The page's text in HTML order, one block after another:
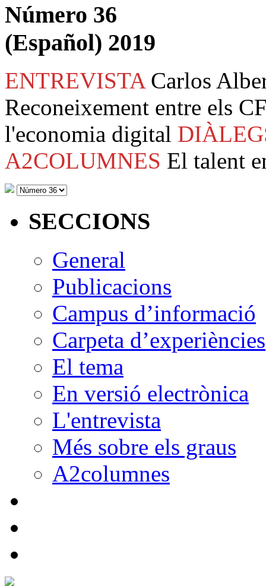
Número 36
(Español) 2019
ENTREVISTA Carlos
Reconeixement entre els
l'economia digital
A2COLUMNES El talent
SECCIONS
General
Publicacions
Campus d’informació
Carpeta d’experiències
El tema
En versió electrònica
L'entrevista
Més sobre els graus
A2columnes